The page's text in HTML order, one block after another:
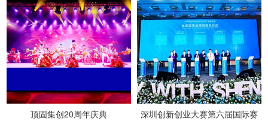
顶固集创20周年庆典 深圳创新创业大赛第六届国际赛